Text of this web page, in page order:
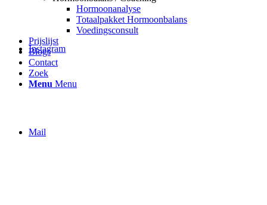
Instagram
Mail
Hormoonanalyse
Totaalpakket Hormoonbalans
Voedingsconsult
Prijslijst
Blogs
Contact
Zoek
Menu Menu